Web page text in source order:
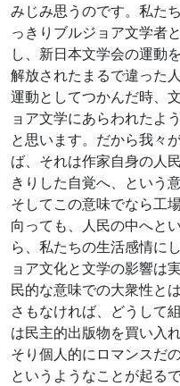
みじみ思うのです。私た
っきりブルジョア文学者
し、新日本文学会の運動
解放されたまるで違った
運動としてつかんだ時、
ョア文学にあらわれたよ
と思います。だから我々
ば、それは作家自身の人
きりした自覚へ、という
そしてこの意味でなら工
向っても、人民の中へと
ら、私たちの生活感情に
ョア文化と文学の影響は
民的な意味での大衆性と
さもなければ、どうして
は民主的出版物を買い入
そり個人的にロマンスだ
というようなことが起るで